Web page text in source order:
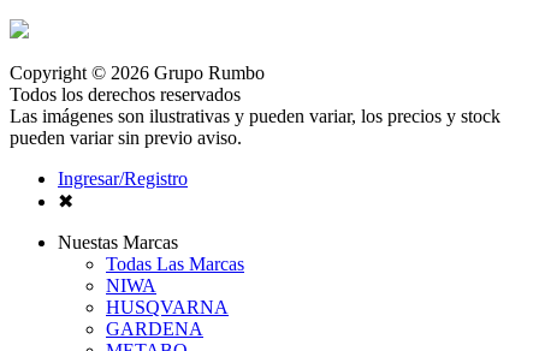
Copyright © 2026 Grupo Rumbo
Todos los derechos reservados
Las imágenes son ilustrativas y pueden variar, los precios y stock
pueden variar sin previo aviso.
Ingresar/Registro
✖
Nuestas Marcas
Todas Las Marcas
NIWA
HUSQVARNA
GARDENA